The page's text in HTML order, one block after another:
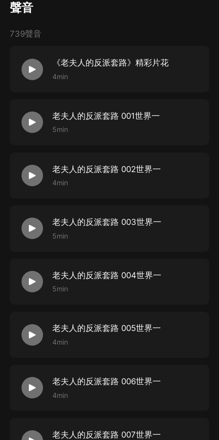
聲音
739聲音
《老夫人的反派套路》精彩片花
4min
老夫人的反派套路 001世界一
5min
老夫人的反派套路 002世界一
4min
老夫人的反派套路 003世界一
5min
老夫人的反派套路 004世界一
5min
老夫人的反派套路 005世界一
4min
老夫人的反派套路 006世界一
4min
老夫人的反派套路 007世界一